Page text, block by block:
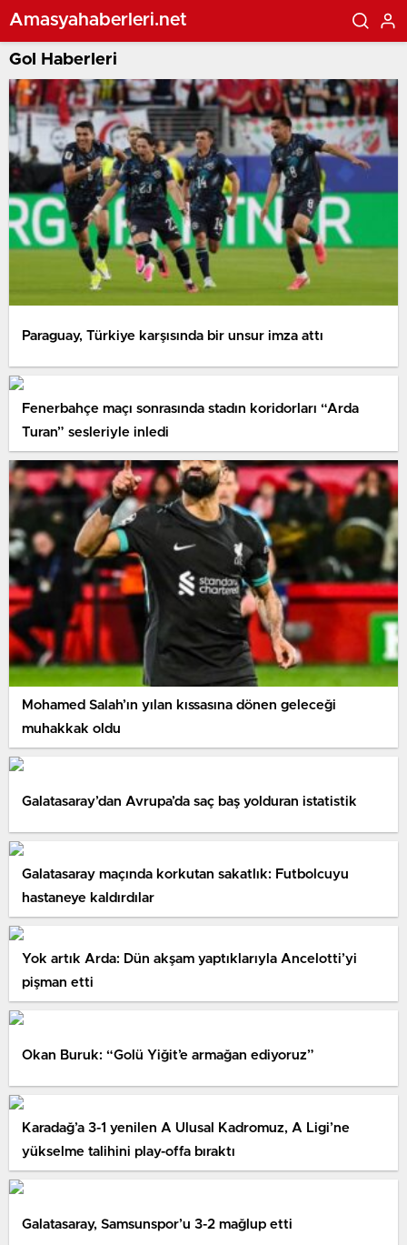
Amasyahaberleri.net
Gol Haberleri
Paraguay, Türkiye karşısında bir unsur imza attı
Fenerbahçe maçı sonrasında stadın koridorları “Arda
Turan” sesleriyle inledi
Mohamed Salah’ın yılan kıssasına dönen geleceği
muhakkak oldu
Galatasaray’dan Avrupa’da saç baş yolduran istatistik
Galatasaray maçında korkutan sakatlık: Futbolcuyu
hastaneye kaldırdılar
Yok artık Arda: Dün akşam yaptıklarıyla Ancelotti’yi
pişman etti
Okan Buruk: “Golü Yiğit’e armağan ediyoruz”
Karadağ’a 3-1 yenilen A Ulusal Kadromuz, A Ligi’ne
yükselme talihini play-offa bıraktı
Galatasaray, Samsunspor’u 3-2 mağlup etti